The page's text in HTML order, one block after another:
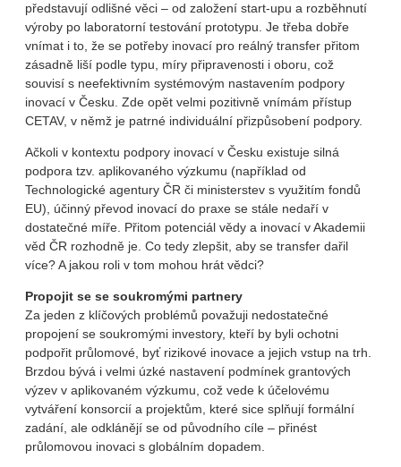
představují odlišné věci – od založení start-upu a rozběhnutí
výroby po laboratorní testování prototypu. Je třeba dobře
vnímat i to, že se potřeby inovací pro reálný transfer přitom
zásadně liší podle typu, míry připravenosti i oboru, což
souvisí s neefektivním systémovým nastavením podpory
inovací v Česku. Zde opět velmi pozitivně vnímám přístup
CETAV, v němž je patrné individuální přizpůsobení podpory.
Ačkoli v kontextu podpory inovací v Česku existuje silná
podpora tzv. aplikovaného výzkumu (například od
Technologické agentury ČR či ministerstev s využitím fondů
EU), účinný převod inovací do praxe se stále nedaří v
dostatečné míře. Přitom potenciál vědy a inovací v Akademii
věd ČR rozhodně je. Co tedy zlepšit, aby se transfer dařil
více? A jakou roli v tom mohou hrát vědci?
Propojit se se soukromými partnery
Za jeden z klíčových problémů považuji nedostatečné
propojení se soukromými investory, kteří by byli ochotni
podpořit průlomové, byť rizikové inovace a jejich vstup na trh.
Brzdou bývá i velmi úzké nastavení podmínek grantových
výzev v aplikovaném výzkumu, což vede k účelovému
vytváření konsorcií a projektům, které sice splňují formální
zadání, ale odklánějí se od původního cíle – přinést
průlomovou inovaci s globálním dopadem.